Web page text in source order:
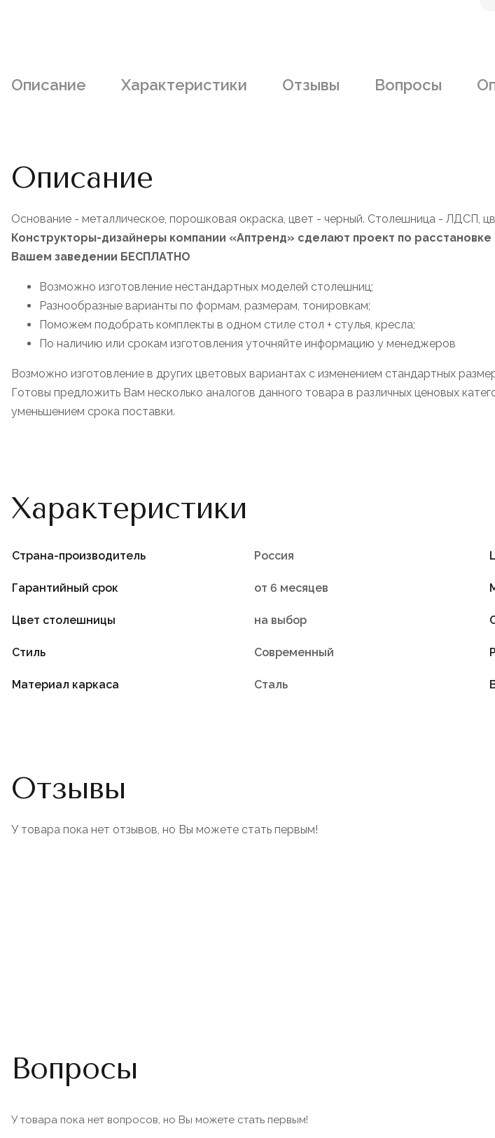
Описание Характеристики Отзывы Вопросы
Описание
Основание - металлическое, порошковая окраска, цвет - черный. Столешница - ЛДСП,
Конструкторы-дизайнеры компании «Аптренд» сделают проект по
Вашем заведении БЕСПЛАТНО
Возможно изготовление нестандартных моделей столешниц;
Разнообразные варианты по формам, размерам, тонировкам;
Поможем подобрать комплекты в одном стиле стол + стулья, кресла;
По наличию или срокам изготовления уточняйте информацию у менеджеров
Возможно изготовление в других цветовых вариантах с изменением стандартных
Готовы предложить Вам несколько аналогов данного товара в различных ценовых
уменьшением срока поставки.
Характеристики
Страна-производитель Россия
Гарантийный срок от 6 месяцев
Цвет столешницы на выбор
Стиль Современный
Материал каркаса Сталь
Отзывы
У товара пока нет отзывов, но Вы можете стать первым!
Вопросы
У товара пока нет вопросов, но Вы можете стать первым!